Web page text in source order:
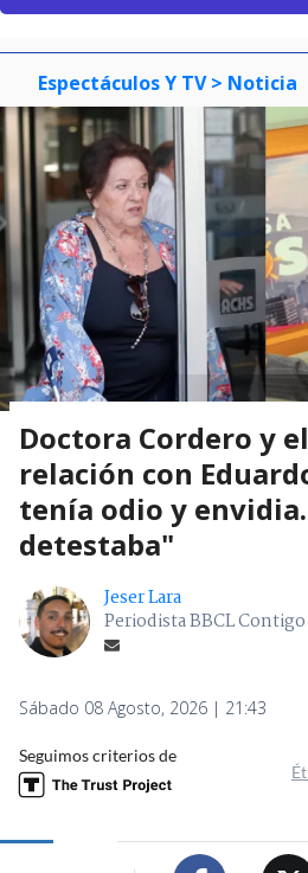
Espectáculos Y TV > Noticia
Doctora Cordero y
relación con
tenía odio y
detestaba"
Jeser Lara
Periodista BBCL Contigo
Sábado 08 Agosto, 2026 | 21:43
Seguimos criterios de